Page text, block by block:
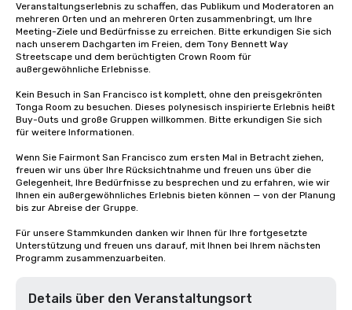
Veranstaltungserlebnis zu schaffen, das Publikum und Moderatoren an
mehreren Orten und an mehreren Orten zusammenbringt, um Ihre
Meeting-Ziele und Bedürfnisse zu erreichen. Bitte erkundigen Sie sich
nach unserem Dachgarten im Freien, dem Tony Bennett Way
Streetscape und dem berüchtigten Crown Room für
außergewöhnliche Erlebnisse.
Kein Besuch in San Francisco ist komplett, ohne den preisgekrönten
Tonga Room zu besuchen. Dieses polynesisch inspirierte Erlebnis heißt
Buy-Outs und große Gruppen willkommen. Bitte erkundigen Sie sich
für weitere Informationen.
Wenn Sie Fairmont San Francisco zum ersten Mal in Betracht ziehen,
freuen wir uns über Ihre Rücksichtnahme und freuen uns über die
Gelegenheit, Ihre Bedürfnisse zu besprechen und zu erfahren, wie wir
Ihnen ein außergewöhnliches Erlebnis bieten können — von der Planung
bis zur Abreise der Gruppe.
Für unsere Stammkunden danken wir Ihnen für Ihre fortgesetzte
Unterstützung und freuen uns darauf, mit Ihnen bei Ihrem nächsten
Programm zusammenzuarbeiten.
Details über den Veranstaltungsort